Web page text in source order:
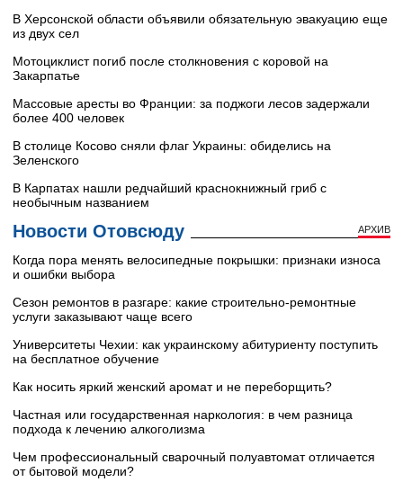
В Херсонской области объявили обязательную эвакуацию еще
из двух сел
Мотоциклист погиб после столкновения с коровой на
Закарпатье
Массовые аресты во Франции: за поджоги лесов задержали
более 400 человек
В столице Косово сняли флаг Украины: обиделись на
Зеленского
В Карпатах нашли редчайший краснокнижный гриб с
необычным названием
Новости Отовсюду АРХИВ
Когда пора менять велосипедные покрышки: признаки износа
и ошибки выбора
Сезон ремонтов в разгаре: какие строительно-ремонтные
услуги заказывают чаще всего
Университеты Чехии: как украинскому абитуриенту поступить
на бесплатное обучение
Как носить яркий женский аромат и не переборщить?
Частная или государственная наркология: в чем разница
подхода к лечению алкоголизма
Чем профессиональный сварочный полуавтомат отличается
от бытовой модели?